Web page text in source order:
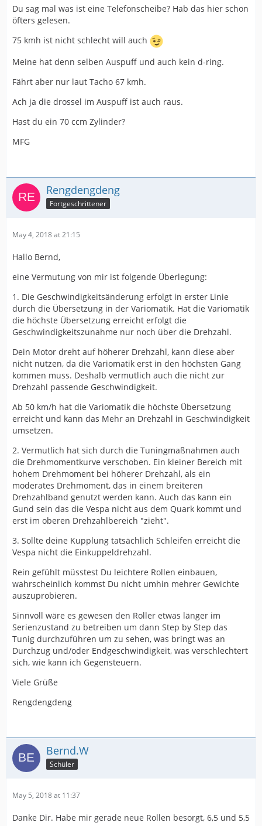
Du sag mal was ist eine Telefonscheibe? Hab das hier schon
öfters gelesen.
75 kmh ist nicht schlecht will auch
Meine hat denn selben Auspuff und auch kein d-ring.
Fährt aber nur laut Tacho 67 kmh.
Ach ja die drossel im Auspuff ist auch raus.
Hast du ein 70 ccm Zylinder?
MFG
Rengdengdeng
Fortgeschrittener
May 4, 2018 at 21:15
Hallo Bernd,
eine Vermutung von mir ist folgende Überlegung:
1. Die Geschwindigkeitsänderung erfolgt in erster Linie
durch die Übersetzung in der Variomatik. Hat die Variomatik
die höchste Übersetzung erreicht erfolgt die
Geschwindigkeitszunahme nur noch über die Drehzahl.
Dein Motor dreht auf höherer Drehzahl, kann diese aber
nicht nutzen, da die Variomatik erst in den höchsten Gang
kommen muss. Deshalb vermutlich auch die nicht zur
Drehzahl passende Geschwindigkeit.
Ab 50 km/h hat die Variomatik die höchste Übersetzung
erreicht und kann das Mehr an Drehzahl in Geschwindigkeit
umsetzen.
2. Vermutlich hat sich durch die Tuningmaßnahmen auch
die Drehmomentkurve verschoben. Ein kleiner Bereich mit
hohem Drehmoment bei höherer Drehzahl, als ein
moderates Drehmoment, das in einem breiteren
Drehzahlband genutzt werden kann. Auch das kann ein
Gund sein das die Vespa nicht aus dem Quark kommt und
erst im oberen Drehzahlbereich "zieht".
3. Sollte deine Kupplung tatsächlich Schleifen erreicht die
Vespa nicht die Einkuppeldrehzahl.
Rein gefühlt müsstest Du leichtere Rollen einbauen,
wahrscheinlich kommst Du nicht umhin mehrer Gewichte
auszuprobieren.
Sinnvoll wäre es gewesen den Roller etwas länger im
Serienzustand zu betreiben um dann Step by Step das
Tunig durchzuführen um zu sehen, was bringt was an
Durchzug und/oder Endgeschwindigkeit, was verschlechtert
sich, wie kann ich Gegensteuern.
Viele Grüße
Rengdengdeng
Bernd.W
Schüler
May 5, 2018 at 11:37
Danke Dir. Habe mir gerade neue Rollen besorgt, 6,5 und 5,5